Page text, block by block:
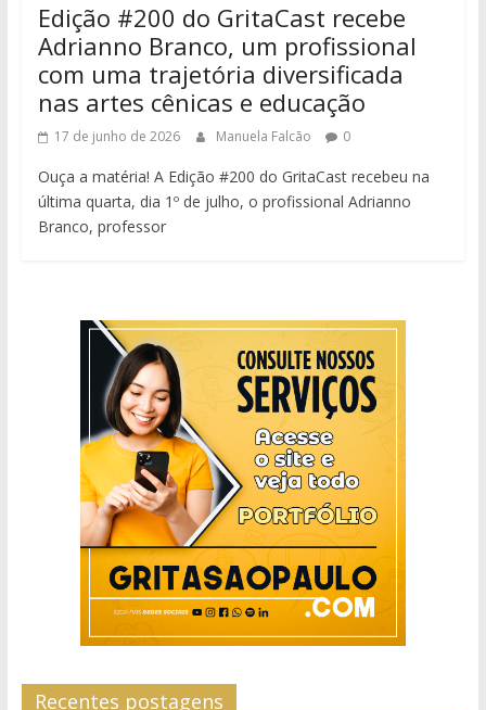
Edição #200 do GritaCast recebe
Adrianno Branco, um profissional
com uma trajetória diversificada
nas artes cênicas e educação
17 de junho de 2026 Manuela Falcão 0
Ouça a matéria! A Edição #200 do GritaCast recebeu na
última quarta, dia 1º de julho, o profissional Adrianno
Branco, professor
Recentes postagens